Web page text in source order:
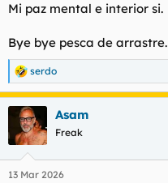
Mi paz mental e interior si.
Bye bye pesca de arrastre.
R
e
a
i
e
serdo
Asam
Freak
13 Mar 2026